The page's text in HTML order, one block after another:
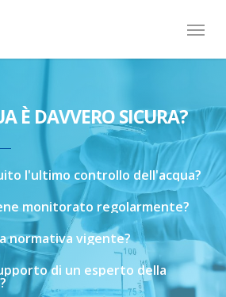
Menu
È DAVVERO SICURA?
l'ultimo controllo dell'acqua?
monitorato regolarmente?
normativa vigente?
di un esperto della